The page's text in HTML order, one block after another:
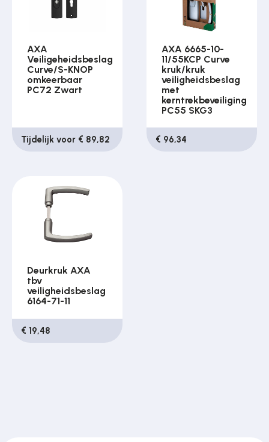
AXA
Veiligeheidsbeslag
Curve/S-KNOP
omkeerbaar
PC72 Zwart
Tijdelijk voor € 89,82
AXA 6665-10-
11/55KCP Curve
kruk/kruk
veiligheidsbeslag
met
kerntrekbeveiliging
PC55 SKG3
€ 96,34
Deurkruk AXA
tbv
veiligheidsbeslag
6164-71-11
€ 19,48